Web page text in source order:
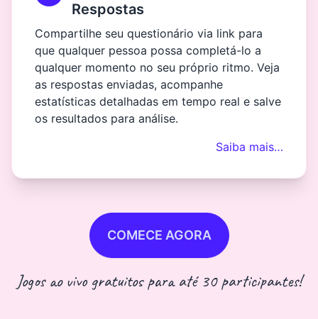
Respostas
Compartilhe seu questionário via link para
que qualquer pessoa possa completá-lo a
qualquer momento no seu próprio ritmo. Veja
as respostas enviadas, acompanhe
estatísticas detalhadas em tempo real e salve
os resultados para análise.
Saiba mais…
COMECE AGORA
Jogos ao vivo gratuitos para até 30 participantes!